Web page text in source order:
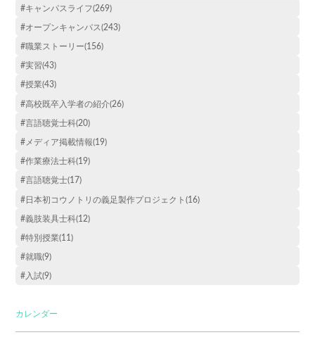
#キャンパスライフ(269)
#オープンキャンパス(243)
#職業ストーリー(156)
#実習(43)
#授業(43)
#高校既卒入学者の紹介(26)
#言語聴覚士科(20)
#メディア掲載情報(19)
#作業療法士科(19)
#言語聴覚士(17)
#日本初コウノトリの義足製作プロジェクト(16)
#義肢装具士科(12)
#特別授業(11)
#就職(9)
#入試(9)
カレンダー